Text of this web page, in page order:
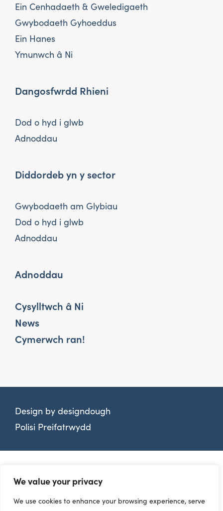
We value your privacy
We use cookies to enhance your browsing experience, serve
Ein Cenhadaeth & Gweledigaeth
Gwybodaeth Gyhoeddus
Ein Hanes
Ymunwch â Ni
Dangosfwrdd Rhieni
Dod o hyd i glwb
Adnoddau
Diddordeb yn y sector
Gwybodaeth am Glybiau
Dod o hyd i glwb
Adnoddau
Adnoddau
Cysylltwch â Ni
News
Cymerwch ran!
Design by designdough
Polisi Preifatrwydd